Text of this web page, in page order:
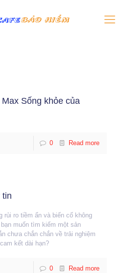
Sống khỏe của
0 Read more
tin
rủi ro tiềm ẩn và biến cố không
muốn tìm kiếm một sản
chưa chắn chắn về trải nghiệm
kết dài hạn?
0 Read more